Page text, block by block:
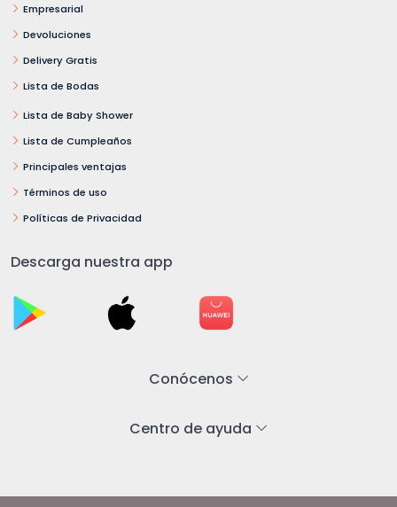
Empresarial
Devoluciones
Delivery Gratis
Lista de Bodas
Lista de Baby Shower
Lista de Cumpleaños
Principales ventajas
Términos de uso
Políticas de Privacidad
Descarga nuestra app
Conócenos
Centro de ayuda